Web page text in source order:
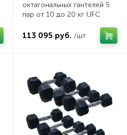
октагональных гантелей 5
пар от 10 до 20 кг UFC
113 095 руб. /шт